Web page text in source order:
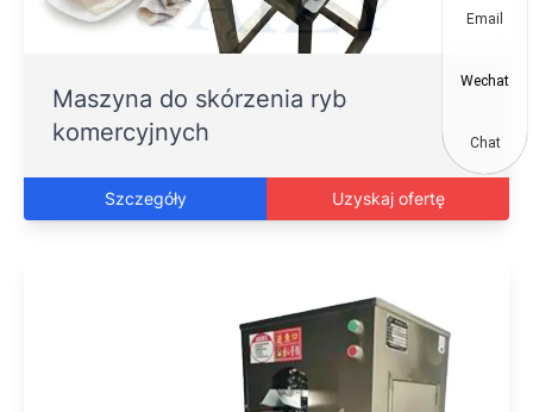
Maszyna do skórzenia ryb
komercyjnych
Szczegóły Uzyskaj ofertę
Email
Wechat
Chat